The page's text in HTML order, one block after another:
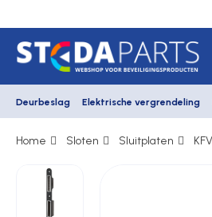
Deurbeslag Elektrische vergrendeling
Deurbeslag
Elektrische vergrendeling
Home Sloten Sluitplaten